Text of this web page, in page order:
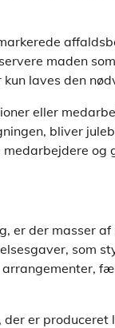
maden
laves den
eller
bliver
og
er der masser
som
er produceret